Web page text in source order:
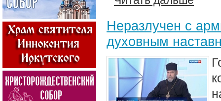
Неразлучен с
духовным